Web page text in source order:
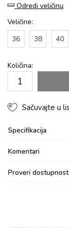
Odredi veličinu
Veličine:
36
38 40
Količina:
Sačuvajte u
Specifikacija
Komentari
Proveri